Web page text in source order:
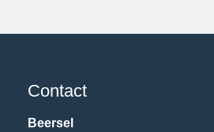
Contact
Beersel